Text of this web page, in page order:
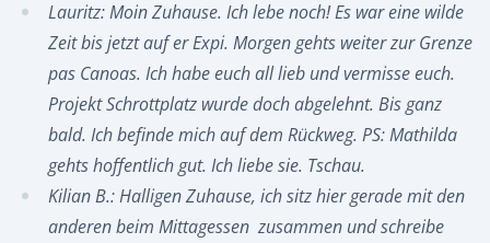
Lauritz: Moin Zuhause. Ich lebe noch! Es war eine wilde
Zeit bis jetzt auf er Expi. Morgen gehts weiter zur Grenze
pas Canoas. Ich habe euch all lieb und vermisse euch.
Projekt Schrottplatz wurde doch abgelehnt. Bis ganz
bald. Ich befinde mich auf dem Rückweg. PS: Mathilda
gehts hoffentlich gut. Ich liebe sie. Tschau.
Kilian B.: Halligen Zuhause, ich sitz hier gerade mit den
anderen beim Mittagessen zusammen und schreibe